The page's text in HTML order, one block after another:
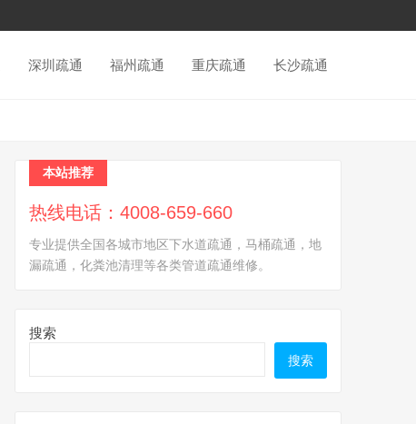
深圳疏通 福州疏通 重庆疏通 长沙疏通
本站推荐
热线电话：4008-659-660
专业提供全国各城市地区下水道疏通，马桶疏通，地
漏疏通，化粪池清理等各类管道疏通维修。
搜索
搜索